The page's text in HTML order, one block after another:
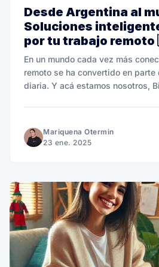
Desde Argentina al
Soluciones
por tu trabajo
En un mundo cada vez más
remoto se ha convertido en parte
diaria. Y acá estamos nosotros,
Mariquena Otermin
23 ene. 2025